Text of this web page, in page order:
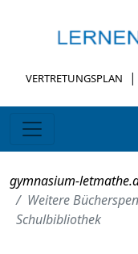
VERTRETUNGSPLAN |
gymnasium-
Weitere
Schulbibliothek